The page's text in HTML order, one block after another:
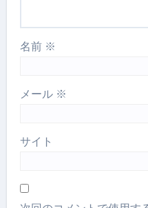
名前 ※
メール ※
サイト